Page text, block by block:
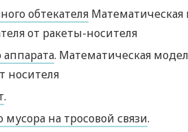
обтекателя Математическая
от ракеты-носителя
. Математическая
носителя
.
мусора на тросовой связи.